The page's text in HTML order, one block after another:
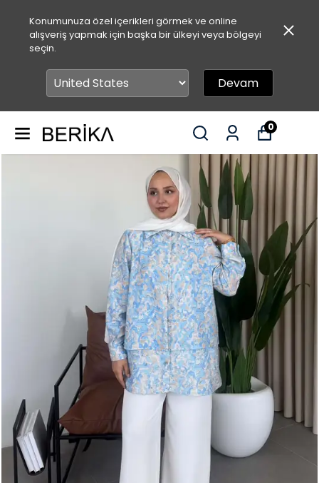
Konumunuza özel içerikleri görmek ve online
alışveriş yapmak için başka bir ülkeyi veya bölgeyi
seçin.
Devam
0